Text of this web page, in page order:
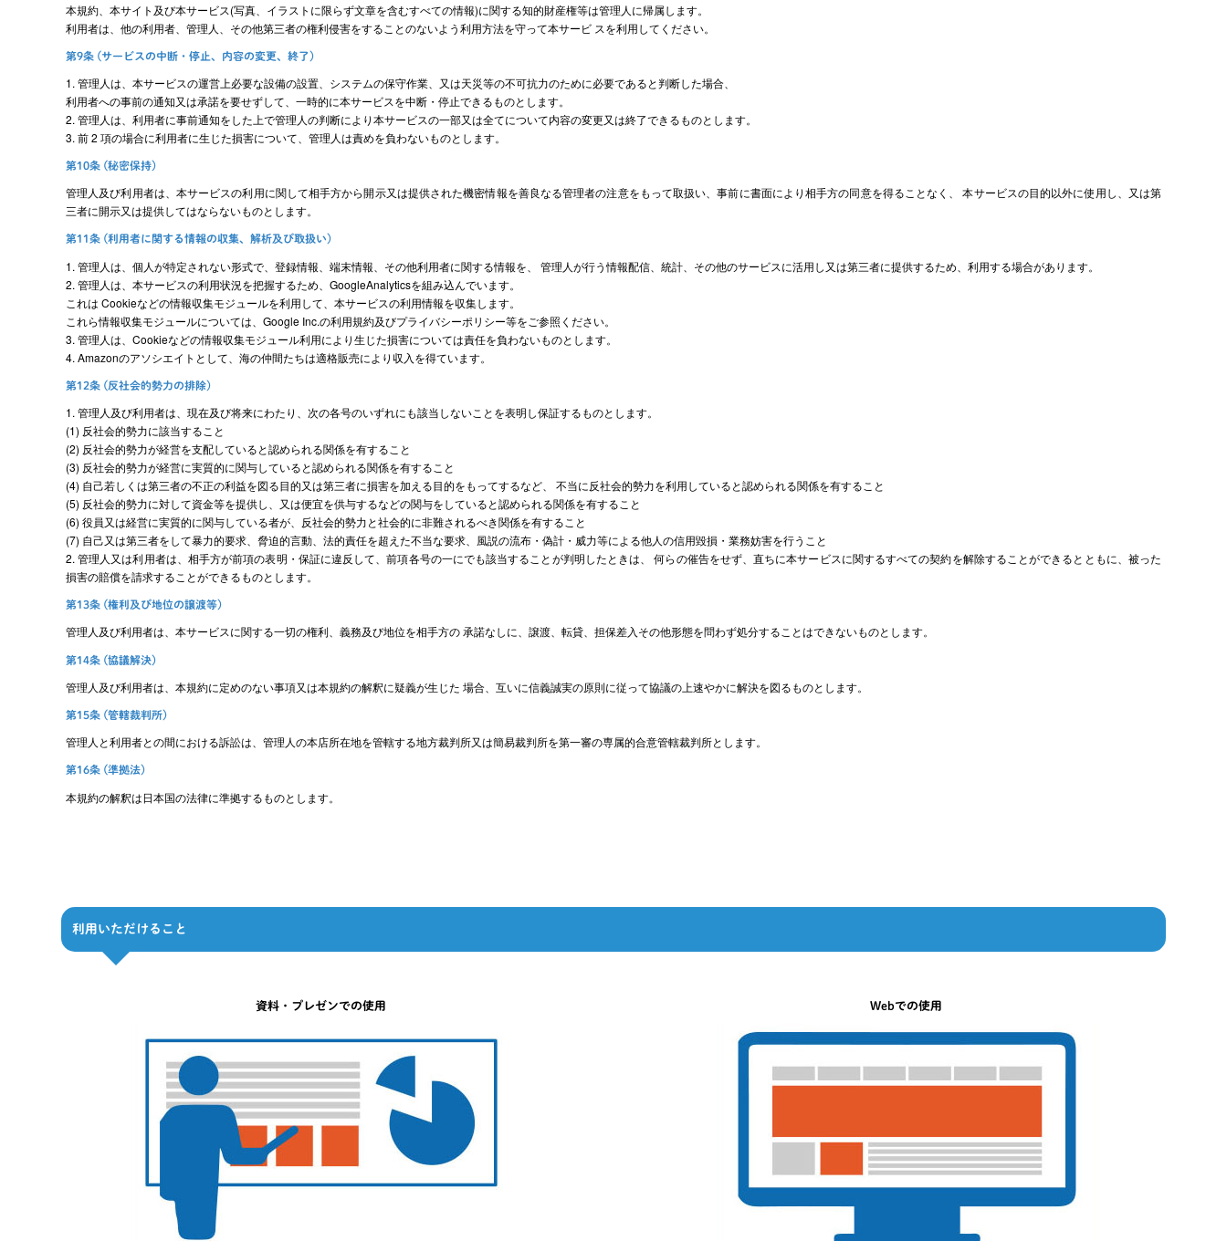
本規約、本サイト及び本サービス(写真、イラストに限らず文章を含むすべての情報)に関する知的財産権等は管理人に帰属します。
利用者は、他の利用者、管理人、その他第三者の権利侵害をすることのないよう利用方法を守って本サービ スを利用してください。
第9条 (サービスの中断・停止、内容の変更、終了)
1. 管理人は、本サービスの運営上必要な設備の設置、システムの保守作業、又は天災等の不可抗力のために必要であると判断した場合、
利用者への事前の通知又は承諾を要せずして、一時的に本サービスを中断・停止できるものとします。
2. 管理人は、利用者に事前通知をした上で管理人の判断により本サービスの一部又は全てについて内容の変更又は終了できるものとします。
3. 前 2 項の場合に利用者に生じた損害について、管理人は責めを負わないものとします。
第10条 (秘密保持)
管理人及び利用者は、本サービスの利用に関して相手方から開示又は提供された機密情報を善良なる管理者の注意をもって取扱い、事前に書面により相手方の同意を得ることなく、 本サービスの目的以外に使用し、又は第
三者に開示又は提供してはならないものとします。
第11条 (利用者に関する情報の収集、解析及び取扱い)
1. 管理人は、個人が特定されない形式で、登録情報、端末情報、その他利用者に関する情報を、 管理人が行う情報配信、統計、その他のサービスに活用し又は第三者に提供するため、利用する場合があります。
2. 管理人は、本サービスの利用状況を把握するため、GoogleAnalyticsを組み込んでいます。
これは Cookieなどの情報収集モジュールを利用して、本サービスの利用情報を収集します。
これら情報収集モジュールについては、Google Inc.の利用規約及びプライバシーポリシー等をご参照ください。
3. 管理人は、Cookieなどの情報収集モジュール利用により生じた損害については責任を負わないものとします。
4. Amazonのアソシエイトとして、海の仲間たちは適格販売により収入を得ています。
第12条 (反社会的勢力の排除)
1. 管理人及び利用者は、現在及び将来にわたり、次の各号のいずれにも該当しないことを表明し保証するものとします。
(1) 反社会的勢力に該当すること
(2) 反社会的勢力が経営を支配していると認められる関係を有すること
(3) 反社会的勢力が経営に実質的に関与していると認められる関係を有すること
(4) 自己若しくは第三者の不正の利益を図る目的又は第三者に損害を加える目的をもってするなど、 不当に反社会的勢力を利用していると認められる関係を有すること
(5) 反社会的勢力に対して資金等を提供し、又は便宜を供与するなどの関与をしていると認められる関係を有すること
(6) 役員又は経営に実質的に関与している者が、反社会的勢力と社会的に非難されるべき関係を有すること
(7) 自己又は第三者をして暴力的要求、脅迫的言動、法的責任を超えた不当な要求、風説の流布・偽計・威力等による他人の信用毀損・業務妨害を行うこと
2. 管理人又は利用者は、相手方が前項の表明・保証に違反して、前項各号の一にでも該当することが判明したときは、 何らの催告をせず、直ちに本サービスに関するすべての契約を解除することができるとともに、被った
損害の賠償を請求することができるものとします。
第13条 (権利及び地位の譲渡等)
管理人及び利用者は、本サービスに関する一切の権利、義務及び地位を相手方の 承諾なしに、譲渡、転貸、担保差入その他形態を問わず処分することはできないものとします。
第14条 (協議解決)
管理人及び利用者は、本規約に定めのない事項又は本規約の解釈に疑義が生じた 場合、互いに信義誠実の原則に従って協議の上速やかに解決を図るものとします。
第15条 (管轄裁判所)
管理人と利用者との間における訴訟は、管理人の本店所在地を管轄する地方裁判所又は簡易裁判所を第一審の専属的合意管轄裁判所とします。
第16条 (準拠法)
本規約の解釈は日本国の法律に準拠するものとします。
利用いただけること
資料・プレゼンでの使用 Webでの使用